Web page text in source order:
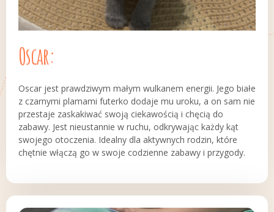
Oscar:
Oscar jest prawdziwym małym wulkanem energii. Jego białe
z czarnymi plamami futerko dodaje mu uroku, a on sam nie
przestaje zaskakiwać swoją ciekawością i chęcią do
zabawy. Jest nieustannie w ruchu, odkrywając każdy kąt
swojego otoczenia. Idealny dla aktywnych rodzin, które
chętnie włączą go w swoje codzienne zabawy i przygody.